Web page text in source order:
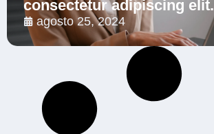
consectetur adipiscing elit.
agosto 25, 2024